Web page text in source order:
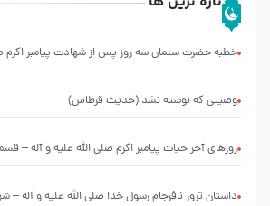
خطبه حضرت سلمان سه روز پس از شهادت پیامبر اکرم
وصیتی که نوشته نشد (حدیث قرطاس)
روزهای آخر حیات پیامبر اکرم صلی الله علیه و آله –
‌‌‌‌‌‌‌داستان ترور نافرجام رسول خدا صلی الله علیه و آله –